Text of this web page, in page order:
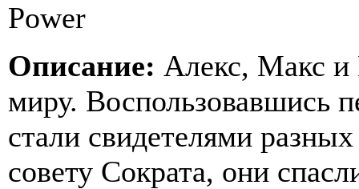
Power
Описание: Алекс, Макс и
миру. Воспользовавшись
стали свидетелями
совету Сократа, они